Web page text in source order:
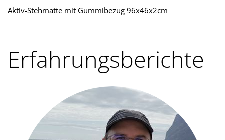
Aktiv-Stehmatte mit Gummibezug 96x46x2cm
Erfahrungsberichte